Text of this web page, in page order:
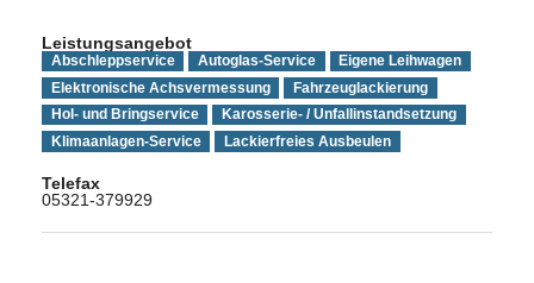
Leistungsangebot
Abschleppservice Autoglas-Service
Eigene Leihwagen
Elektronische Achsvermessung
Fahrzeuglackierung
Hol- und Bringservice
Karosserie- / Unfallinstandsetzung
Klimaanlagen-Service
Lackierfreies Ausbeulen
Telefax
05321-379929